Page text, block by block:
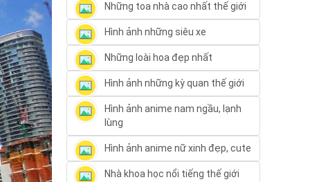
Những toa nhà cao nhất thế giới
Hình ảnh những siêu xe
Những loài hoa đẹp nhất
Hình ảnh những kỳ quan thế giới
Hình ảnh anime nam ngầu, lạnh
lùng
Hình ảnh anime nữ xinh đẹp, cute
Nhà khoa học nổi tiếng thế giới